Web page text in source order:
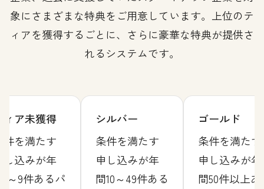
象にさまざまな特典をご用意しています。上位のテ
ィアを獲得するごとに、さらに豪華な特典が提供さ
れるシステムです。
ィア未獲得
件を満たす
し込みが年
1～9件あるパ
シルバー
条件を満たす
申し込みが年
間10～49件ある
ゴールド
条件を満たす
申し込みが年
間50件以上あ